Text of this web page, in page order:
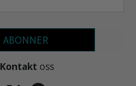
ABONNER
Kontakt oss